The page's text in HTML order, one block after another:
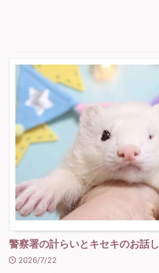
警察署の計らいとキセキのお話し
2026/7/22